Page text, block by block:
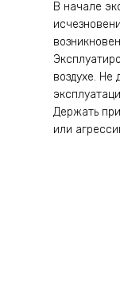
В начале
воздухе. Не
Держать
или